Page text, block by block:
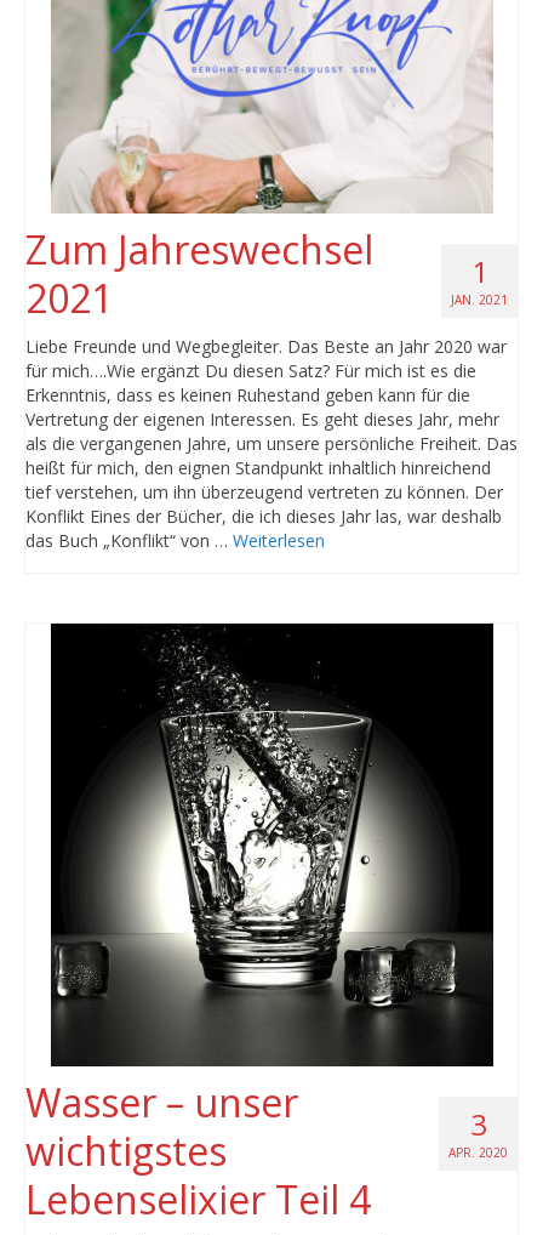
1
JAN. 2021
Zum Jahreswechsel
2021
Liebe Freunde und Wegbegleiter. Das Beste an Jahr 2020 war
für mich….Wie ergänzt Du diesen Satz? Für mich ist es die
Erkenntnis, dass es keinen Ruhestand geben kann für die
Vertretung der eigenen Interessen. Es geht dieses Jahr, mehr
als die vergangenen Jahre, um unsere persönliche Freiheit. Das
heißt für mich, den eignen Standpunkt inhaltlich hinreichend
tief verstehen, um ihn überzeugend vertreten zu können. Der
Konflikt Eines der Bücher, die ich dieses Jahr las, war deshalb
das Buch „Konflikt“ von … Weiterlesen
3
APR. 2020
Wasser – unser
wichtigstes
Lebenselixier Teil 4